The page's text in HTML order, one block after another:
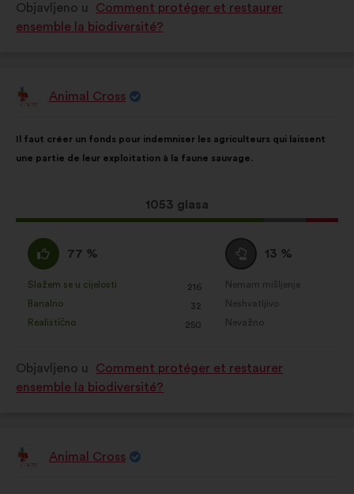
stavljena
oznaka:
stavljena
Objavljeno u
Comment protéger et restaurer
ensemble la biodiversité?
PrijedlogAnimal Cross
prijedloga:
Il faut créer un fonds pour indemniser les agriculteurs qui laissent
une partie de leur exploitation à la faune sauvage.
Ovaj
prijedlog
1053 glasa
raspodjelu:
Slažem
:
77 %
stavljena
oznaka:
Slažem se u cijelosti
: 216
put
Banalno
: 32
put
Realistično
: 250
put
Niti
se
slažem
niti
neslažem
13 %
stavljena
Nemam mišljenje
:put
Neshvatljivo
:put
Nevažno
:put
Objavljeno u
Comment protéger et restaurer
ensemble la biodiversité?
PrijedlogAnimal Cross